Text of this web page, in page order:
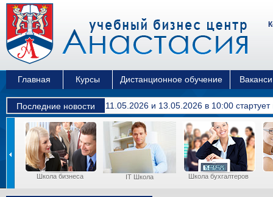
Главная Курсы Дистанционное обучение
Последние новости 11.05.2026 и 13.05.2026 в 10:00
Школа бизнеса IT Школа Школа бухгалтеров